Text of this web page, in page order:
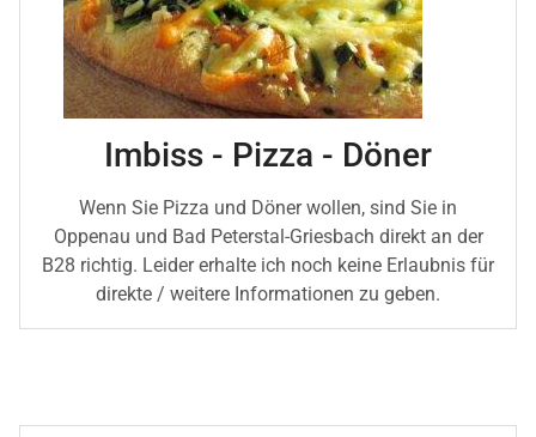
Imbiss - Pizza - Döner
Wenn Sie Pizza und Döner wollen, sind Sie in
Oppenau und Bad Peterstal-Griesbach direkt an der
B28 richtig. Leider erhalte ich noch keine Erlaubnis für
direkte / weitere Informationen zu geben.